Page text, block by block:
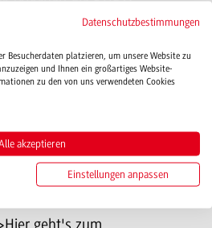
Württembergische
e. V. (bwgv) als
(Operationelle
württembergischen
im Segment Wein.
Datenschutzbestimmungen
Besucherdaten platzieren, um unsere Website zu
und Ihnen ein großartiges Website-
zu den von uns verwendeten Cookies
akzeptieren
Einstellungen anpassen